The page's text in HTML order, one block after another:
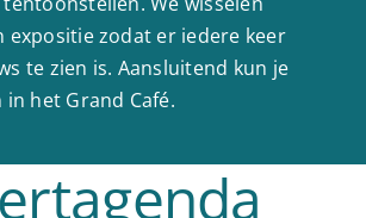
expositie zodat er iedere keer
te zien is. Aansluitend kun je
het Grand Café.